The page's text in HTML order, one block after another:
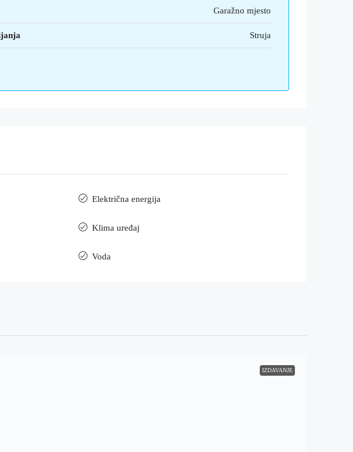
Garažno mjesto
Struja
Električna energija
Klima uređaj
Voda
IZDAVANJE